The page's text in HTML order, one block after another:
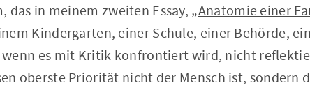
das in meinem zweiten Essay, „Anatomie einer
Kindergarten, einer Schule, einer Behörde,
wenn es mit Kritik konfrontiert wird, nicht
oberste Priorität nicht der Mensch ist, sondern